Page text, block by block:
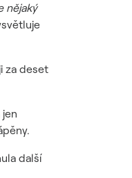
nějaký
za deset
další